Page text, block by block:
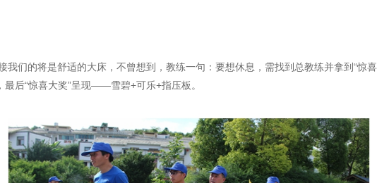
们的将是舒适的大床，不曾想到，教练一句：要想休息，需找到总教练并拿到“惊喜
最后“惊喜大奖”呈现——雪碧+可乐+指压板。